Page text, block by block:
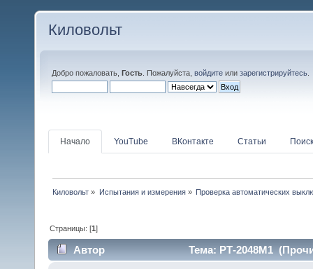
Киловольт
Добро пожаловать, Гость . Пожалуйста, войдите или зарегистрируйтесь
Начало YouTube ВКонтакте Статьи Поиск
Киловольт » Испытания и измерения» Проверка автоматических
Страницы: [1]
Автор Тема: РТ-2048М1